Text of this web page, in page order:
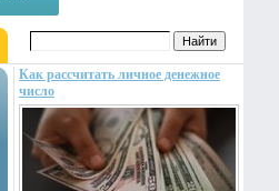
Как рассчитать личное денежное
число